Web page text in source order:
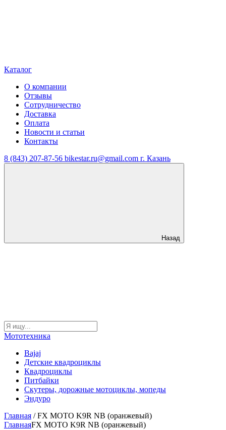
Каталог
О компании
Отзывы
Сотрудничество
Доставка
Оплата
Новости и статьи
Контакты
8 (843) 207-87-56 bikestar.ru@gmail.com г. Казань
Назад
Мототехника
Bajaj
Детские квадроциклы
Квадроциклы
Питбайки
Скутеры, дорожные мотоциклы, мопеды
Эндуро
Главная / FX MOTO K9R NB (оранжевый)
ГлавнаяFX MOTO K9R NB (оранжевый)